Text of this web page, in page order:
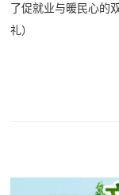
了促就业与暖民心的
礼）